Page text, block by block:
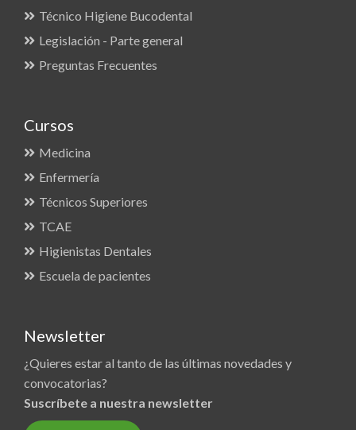
Técnico Higiene Bucodental
Legislación - Parte general
Preguntas Frecuentes
Cursos
Medicina
Enfermería
Técnicos Superiores
TCAE
Higienistas Dentales
Escuela de pacientes
Newsletter
¿Quieres estar al tanto de las últimas novedades y
convocatorias?
Suscríbete a nuestra newsletter